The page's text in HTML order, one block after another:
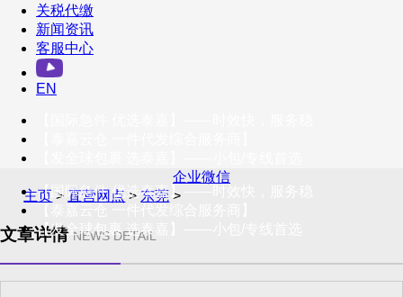
订阅号
客户服务热线
400-098-5699
联系我们
关税代缴
新闻资讯
客服中心
EN
【国际急件 优选泰嘉】——时效快，服务稳
【发全球包裹 选泰嘉】——小包/专线首选
企业微信
主页 > 直营网点 > 东莞 >
文章详情 NEWS DETAIL